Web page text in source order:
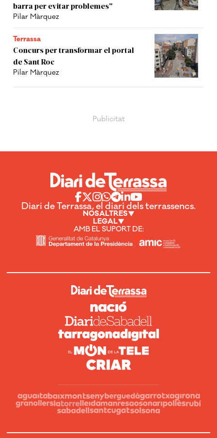
barra per evitar problemes"
Pilar Màrquez
Terrassa
Concurs per transformar el portal
de Sant Roc
Pilar Màrquez
Diari de Terrassa, el diari dels terrassencs.
NOSALTRES
LEGAL
AMB EL SUPORT DE: